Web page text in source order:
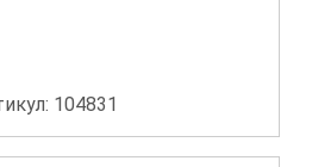
104831